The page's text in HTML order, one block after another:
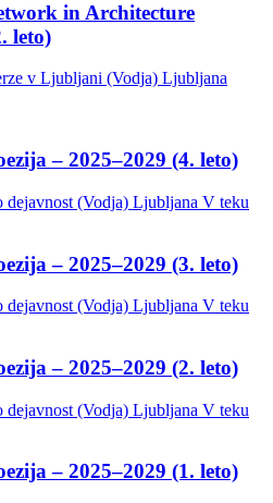
in Architecture
leto)
v Ljubljani (Vodja) Ljubljana
– 2025–2029 (4. leto)
dejavnost (Vodja) Ljubljana V teku
– 2025–2029 (3. leto)
dejavnost (Vodja) Ljubljana V teku
– 2025–2029 (2. leto)
dejavnost (Vodja) Ljubljana V teku
– 2025–2029 (1. leto)